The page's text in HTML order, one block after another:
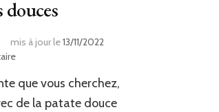
douces
mis à jour le13/11/2022
sur
caramélisées,
sésame
que vous cherchez,
de la patate douce